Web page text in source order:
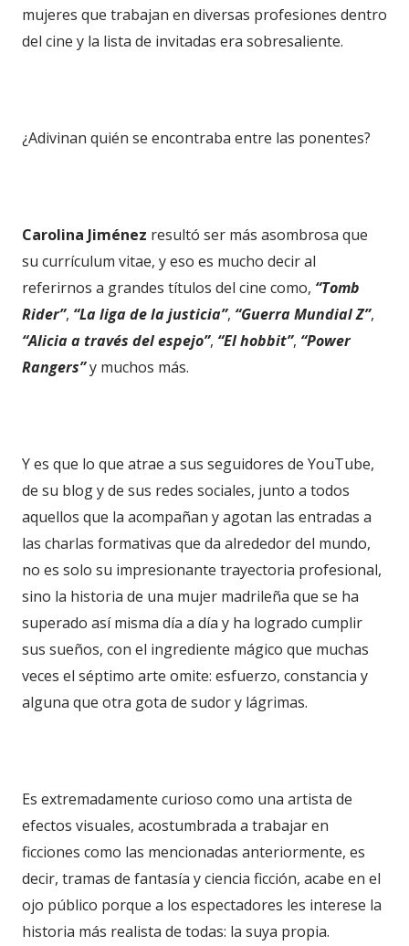
mujeres que trabajan en diversas profesiones dentro
del cine y la lista de invitadas era sobresaliente.
¿Adivinan quién se encontraba entre las ponentes?
Carolina Jiménez resultó ser más asombrosa que
su currículum vitae, y eso es mucho decir al
referirnos a grandes títulos del cine como, “Tomb
Rider”, “La liga de la justicia”, “Guerra Mundial Z”,
“Alicia a través del espejo”, “El hobbit”, “Power
Rangers”y muchos más.
Y es que lo que atrae a sus seguidores de YouTube,
de su blog y de sus redes sociales, junto a todos
aquellos que la acompañan y agotan las entradas a
las charlas formativas que da alrededor del mundo,
no es solo su impresionante trayectoria profesional,
sino la historia de una mujer madrileña que se ha
superado así misma día a día y ha logrado cumplir
sus sueños, con el ingrediente mágico que muchas
veces el séptimo arte omite: esfuerzo, constancia y
alguna que otra gota de sudor y lágrimas.
Es extremadamente curioso como una artista de
efectos visuales, acostumbrada a trabajar en
ficciones como las mencionadas anteriormente, es
decir, tramas de fantasía y ciencia ficción, acabe en el
ojo público porque a los espectadores les interese la
historia más realista de todas: la suya propia.